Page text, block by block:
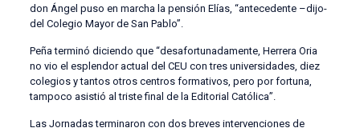
don Ángel puso en marcha la pensión Elías, “antecedente –dijo-
del Colegio Mayor de San Pablo”.
Peña terminó diciendo que “desafortunadamente, Herrera Oria
no vio el esplendor actual del CEU con tres universidades, diez
colegios y tantos otros centros formativos, pero por fortuna,
tampoco asistió al triste final de la Editorial Católica”.
Las Jornadas terminaron con dos breves intervenciones de